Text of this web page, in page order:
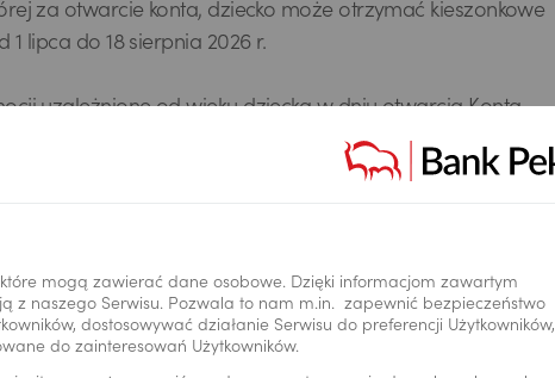
za otwarcie konta, dziecko może otrzymać kieszonkowe
lipca do 18 sierpnia 2026 r.
uzależnione od wieku dziecka w dniu otwarcia Konta
Koncie Przekorzystnym dziecko powinno posiadać
dnia w okresie promocji rodzic zakłada wszystkie
mogą zawierać dane osobowe. Dzięki informacjom zawartym
z naszego Serwisu. Pozwala to nam m.in. zapewnić bezpieczeństwo
dostosowywać działanie Serwisu do preferencji Użytkowników,
do zainteresowań Użytkowników.